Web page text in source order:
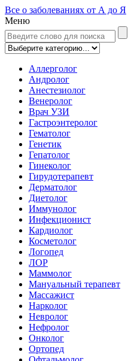
Все о заболеваниях от А до Я
Меню
Аллерголог
Андролог
Анестезиолог
Венеролог
Врач УЗИ
Гастроэнтеролог
Гематолог
Генетик
Гепатолог
Гинеколог
Гирудотерапевт
Дерматолог
Диетолог
Иммунолог
Инфекционист
Кардиолог
Косметолог
Логопед
ЛОР
Маммолог
Мануальный терапевт
Массажист
Нарколог
Невролог
Нефролог
Онколог
Ортопед